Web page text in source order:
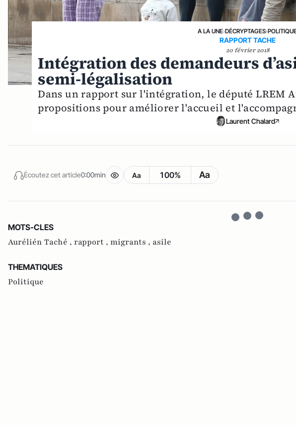
A LA UNE›DÉCRYPTAGES›
RAPPORT TACHE
20 février 2018
Intégration des demandeurs
semi-légalisation
Dans un rapport sur l'intégration, le député LREM
propositions pour améliorer l'accueil et
Laurent Chalard
Écoutez cet article0:00min Aa 100% Aa
MOTS-CLES
Aurélién Taché , rapport , migrants , asile
THEMATIQUES
Politique